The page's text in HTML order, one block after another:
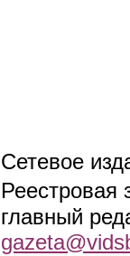
Сетевое
главный